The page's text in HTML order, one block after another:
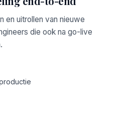
en uitrollen van nieuwe
die ook na go-live